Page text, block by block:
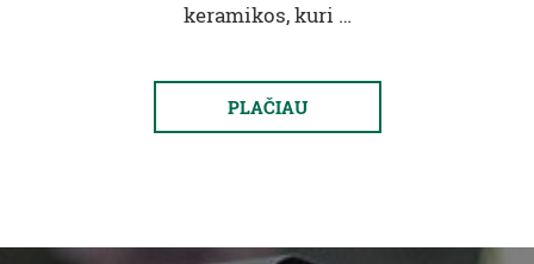
keramikos, kuri …
PLAČIAU